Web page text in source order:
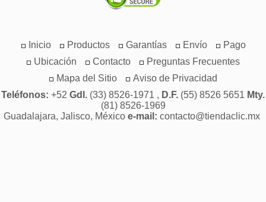
Inicio Productos Garantías Envío
Pago
Ubicación
Contacto
Preguntas Frecuentes
Mapa del Sitio
Aviso de Privacidad
Teléfonos: +52 Gdl. (33) 8526-1971 , D.F. (55) 8526 5651 Mty.
(81) 8526-1969
Guadalajara, Jalisco, México e-mail: contacto@tiendaclic.mx